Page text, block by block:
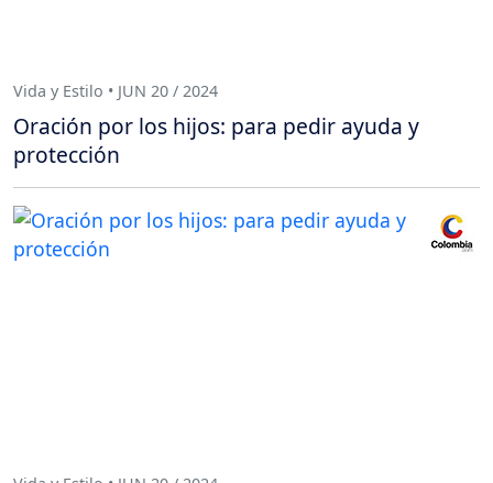
Vida y Estilo • JUN 20 / 2024
Oración por los hijos: para pedir ayuda y
protección